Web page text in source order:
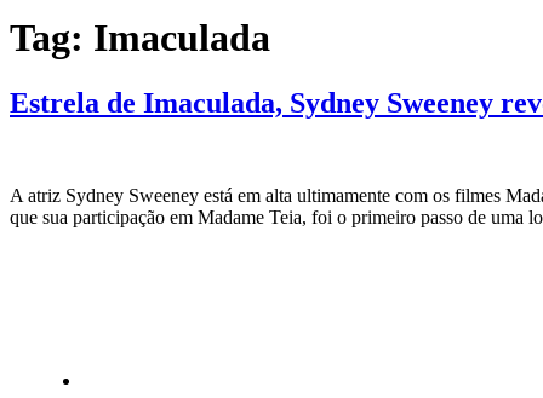
Tag: Imaculada
Estrela de Imaculada, Sydney Sweeney
A atriz Sydney Sweeney está em alta ultimamente com os filmes
que sua participação em Madame Teia, foi o primeiro passo de uma